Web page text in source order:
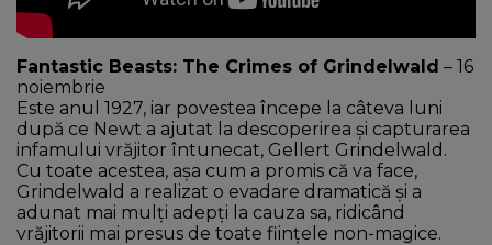
Fantastic Beasts: The Crimes of Grindelwald – 16
noiembrie
Este anul 1927, iar povestea începe la câteva luni
după ce Newt a ajutat la descoperirea și capturarea
infamului vrăjitor întunecat, Gellert Grindelwald.
Cu toate acestea, așa cum a promis că va face,
Grindelwald a realizat o evadare dramatică și a
adunat mai mulți adepți la cauza sa, ridicând
vrăjitorii mai presus de toate ființele non-magice.